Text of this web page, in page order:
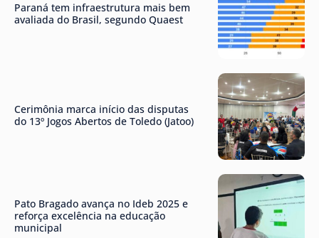
Paraná tem infraestrutura mais bem
avaliada do Brasil, segundo Quaest
Cerimônia marca início das disputas
do 13º Jogos Abertos de Toledo (Jatoo)
Pato Bragado avança no Ideb 2025 e
reforça excelência na educação
municipal